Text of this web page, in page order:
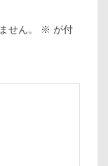
せん。 ※ が付